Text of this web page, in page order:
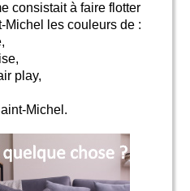
consistait à faire flotter
Michel les couleurs de :
play,
Michel.